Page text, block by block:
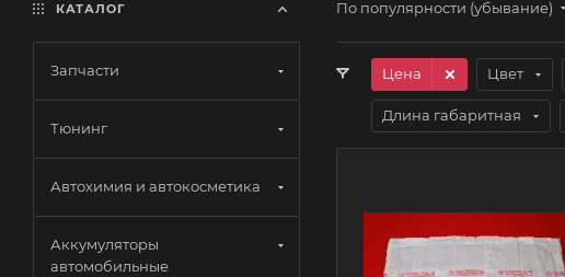
По популярности (убывание)
Цена Цвет
Длина габаритная
КАТАЛОГ
Запчасти
Тюнинг
Автохимия и автокосметика
Аккумуляторы
автомобильные